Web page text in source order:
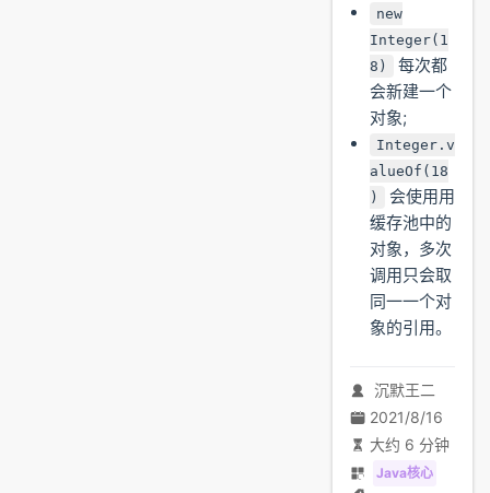
new
Integer(1
8)
每次都
会新建一个
对象;
Integer.v
alueOf(18
)
会使⽤用
缓存池中的
对象，多次
调用只会取
同⼀一个对
象的引用。
沉默王二
2021/8/16
大约 6 分钟
Java核心